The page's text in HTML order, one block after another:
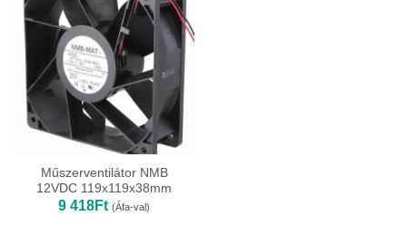
Műszerventilátor NMB
12VDC 119x119x38mm
9 418Ft (Áfa-val)